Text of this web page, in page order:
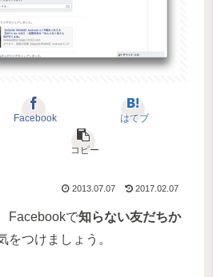
Facebook はてブ
コピー
2013.07.07 2017.02.07
Facebookで知らない友だちか
をつけましょう。